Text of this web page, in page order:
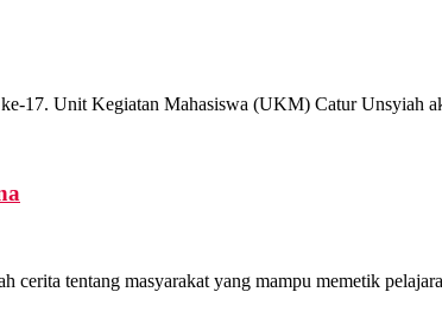
17. Unit Kegiatan Mahasiswa (UKM) Catur Unsyiah
cerita tentang masyarakat yang mampu memetik